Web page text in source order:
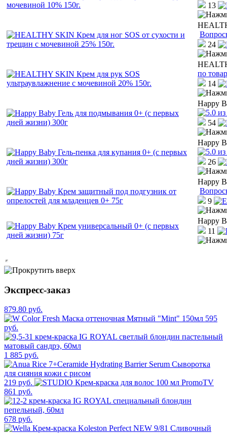
13
24
по
14
Happy
54
Happy
26
Happy
9
Happy
11
Экспресс-заказ
879.80 руб.
595
руб.
1 885 руб.
219 руб.
861 руб.
678 руб.